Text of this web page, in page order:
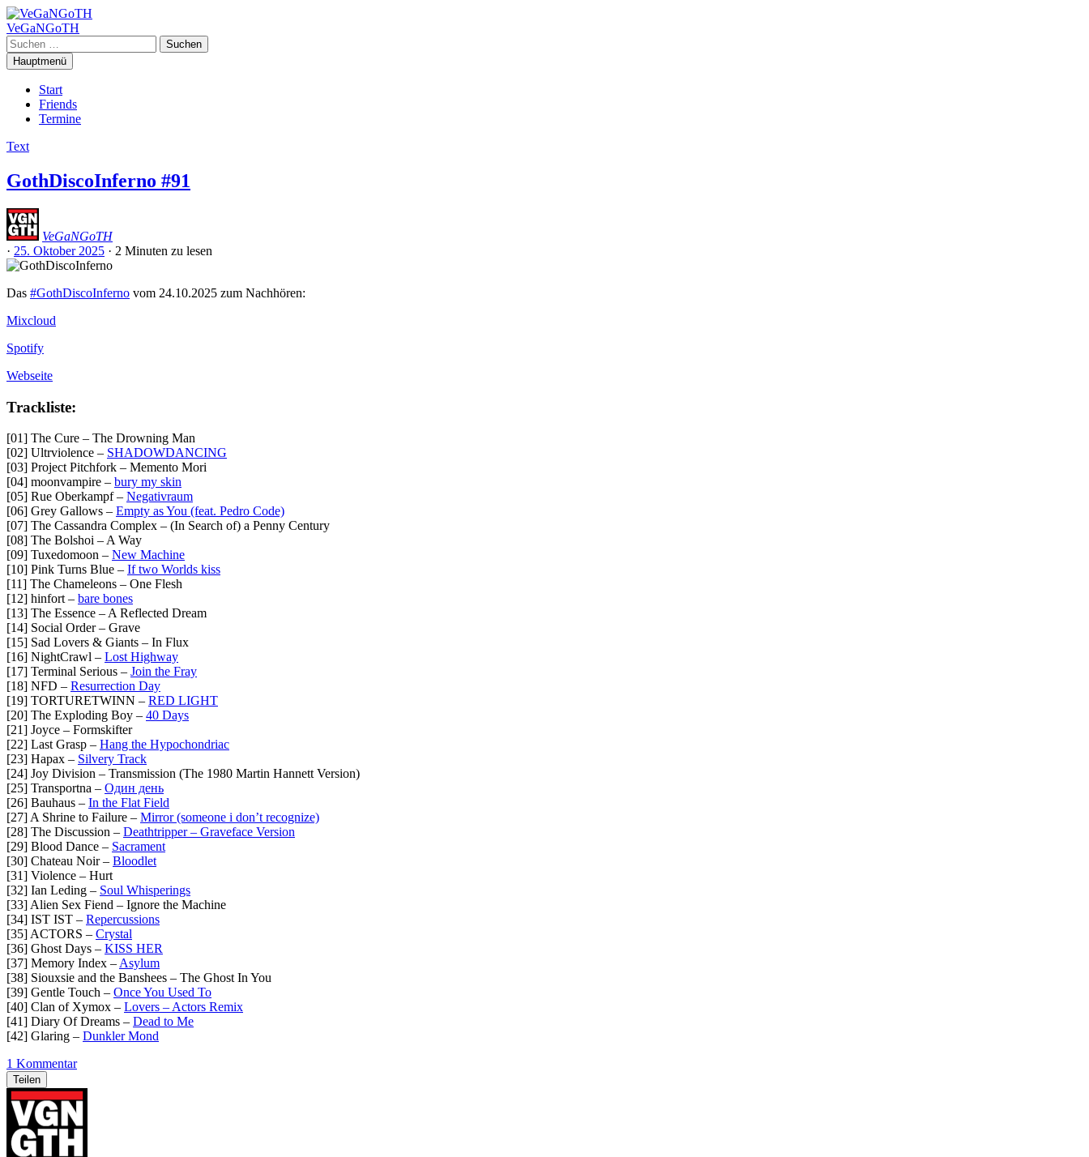
Zum
Inhalt
springen
VeGaNGoTH
Suchen
nach:
Hauptmenü
Start
Friends
Termine
Text
GothDiscoInferno #91
VeGaNGoTH
· 25. Oktober 2025 · 2 Minuten zu lesen
Das #GothDiscoInferno vom 24.10.2025 zum Nachhören:
Mixcloud
Spotify
Webseite
Trackliste:
[01] The Cure – The Drowning Man
[02] Ultrviolence – SHADOWDANCING
[03] Project Pitchfork – Memento Mori
[04] moonvampire – bury my skin
[05] Rue Oberkampf – Negativraum
[06] Grey Gallows – Empty as You (feat. Pedro Code)
[07] The Cassandra Complex – (In Search of) a Penny Century
[08] The Bolshoi – A Way
[09] Tuxedomoon – New Machine
[10] Pink Turns Blue – If two Worlds kiss
[11] The Chameleons – One Flesh
[12] hinfort – bare bones
[13] The Essence – A Reflected Dream
[14] Social Order – Grave
[15] Sad Lovers & Giants – In Flux
[16] NightCrawl – Lost Highway
[17] Terminal Serious – Join the Fray
[18] NFD – Resurrection Day
[19] TORTURETWINN – RED LIGHT
[20] The Exploding Boy – 40 Days
[21] Joyce – Formskifter
[22] Last Grasp – Hang the Hypochondriac
[23] Hapax – Silvery Track
[24] Joy Division – Transmission (The 1980 Martin Hannett Version)
[25] Transportna – Один день
[26] Bauhaus – In the Flat Field
[27] A Shrine to Failure – Mirror (someone i don’t recognize)
[28] The Discussion – Deathtripper – Graveface Version
[29] Blood Dance – Sacrament
[30] Chateau Noir – Bloodlet
[31] Violence – Hurt
[32] Ian Leding – Soul Whisperings
[33] Alien Sex Fiend – Ignore the Machine
[34] IST IST – Repercussions
[35] ACTORS – Crystal
[36] Ghost Days – KISS HER
[37] Memory Index – Asylum
[38] Siouxsie and the Banshees – The Ghost In You
[39] Gentle Touch – Once You Used To
[40] Clan of Xymox – Lovers – Actors Remix
[41] Diary Of Dreams – Dead to Me
[42] Glaring – Dunkler Mond
1 Kommentar
Teilen